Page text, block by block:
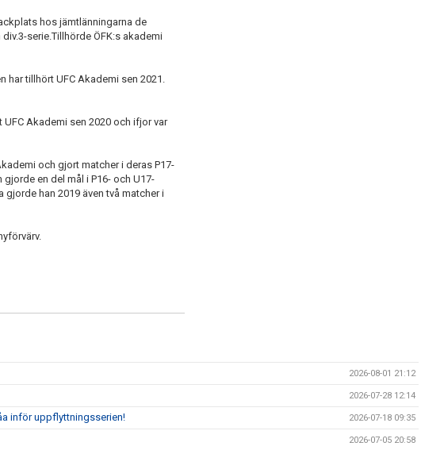
hos jämtlänningarna de
serie.Tillhörde ÖFK:s akademi
har tillhört UFC Akademi sen 2021.
Akademi sen 2020 och ifjor var
och gjort matcher i deras P17-
en del mål i P16- och U17-
gjorde han 2019 även två matcher i
2026-08-01 21:12
2026-07-28 12:14
inför uppflyttningsserien! 2026-07-18 09:35
2026-07-05 20:58